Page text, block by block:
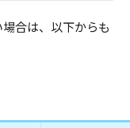
合は、以下からも